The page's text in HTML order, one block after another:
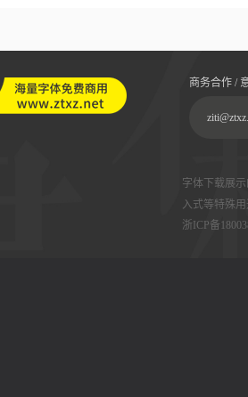
商务合作 /
字体下载展
入式等特殊
浙ICP备